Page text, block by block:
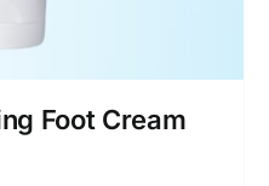
Foot Cream